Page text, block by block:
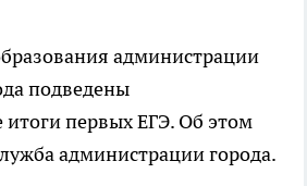
администрации
подведены
итоги первых ЕГЭ. Об этом
администрации города.